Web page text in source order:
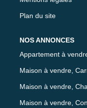
Plan du site
NOS ANNONCES
Appartement à
Maison à vendre,
Maison à vendre,
Maison à vendre,